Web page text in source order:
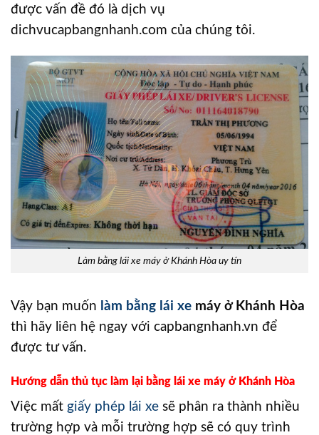
được vấn đề đó là dịch vụ
dichvucapbangnhanh.com của chúng tôi.
Làm bằng lái xe máy ở Khánh Hòa uy tín
Vậy bạn muốn làm bằng lái xe máy ở Khánh Hòa
thì hãy liên hệ ngay với capbangnhanh.vn để
được tư vấn.
Hướng dẫn thủ tục làm lại bằng lái xe máy ở Khánh Hòa
Việc mất giấy phép lái xe sẽ phân ra thành nhiều
trường hợp và mỗi trường hợp sẽ có quy trình